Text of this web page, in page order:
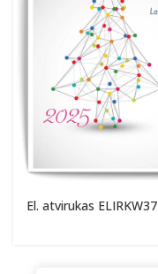
El. atvirukas ELIRKW37